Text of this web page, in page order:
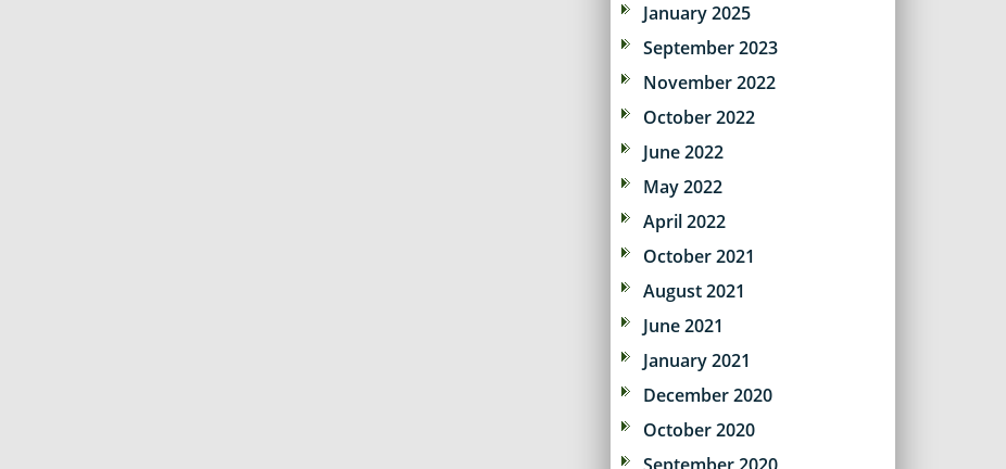
January 2025
September 2023
November 2022
October 2022
June 2022
May 2022
April 2022
October 2021
August 2021
June 2021
January 2021
December 2020
October 2020